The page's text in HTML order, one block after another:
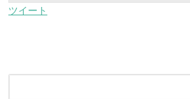
ツイート